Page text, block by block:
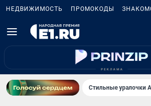
НЕДВИЖИМОСТЬ ПРОМОКОДЫ
Стильные уралочки